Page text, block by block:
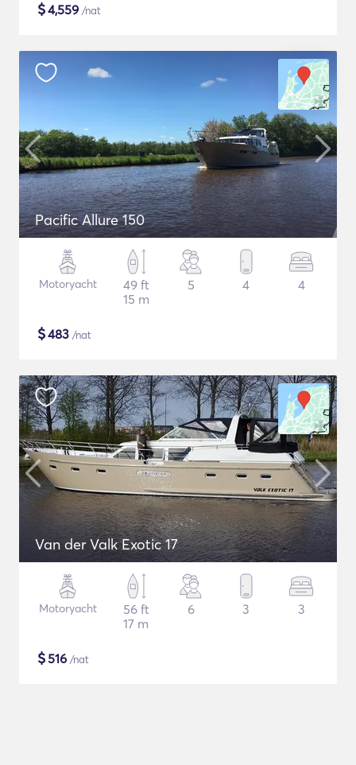
$4,559 /nat
Pacific Allure 150
Motoryacht
49 ft
15 m
5 4 4
$483 /nat
Van der Valk Exotic 17
Motoryacht
56 ft
17 m
6 3 3
$516 /nat